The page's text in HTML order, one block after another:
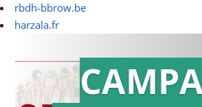
rbdh-bbrow.be
harzala.fr